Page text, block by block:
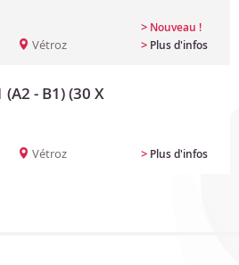
Vétroz
> Nouveau !
> Plus d'infos
(A2 - B1) (30 X
Vétroz > Plus d'infos